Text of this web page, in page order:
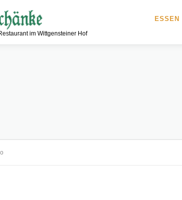
im Wittgensteiner Hof
ESSEN